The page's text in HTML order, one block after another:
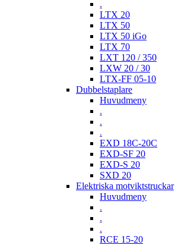
.
LTX 20
LTX 50
LTX 50 iGo
LTX 70
LXT 120 / 350
LXW 20 / 30
LTX-FF 05-10
Dubbelstaplare
Huvudmeny
.
.
.
EXD 18C-20C
EXD-SF 20
EXD-S 20
SXD 20
Elektriska motviktstruckar
Huvudmeny
.
.
.
RCE 15-20